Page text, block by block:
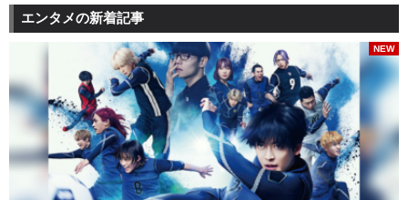
エンタメの新着記事
NEW